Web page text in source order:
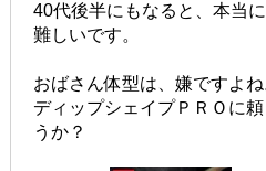
40代後半にもなると、本当
難しいです。
おばさん体型は、嫌ですよね
ディップシェイプＰＲＯに
うか？